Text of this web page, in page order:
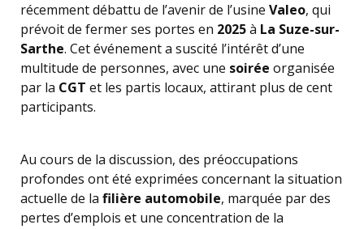
récemment débattu de l’avenir de l’usine Valeo, qui
prévoit de fermer ses portes en 2025à La Suze-sur-
Sarthe. Cet événement a suscité l’intérêt d’une
multitude de personnes, avec une soirée organisée
par la CGT et les partis locaux, attirant plus de cent
participants.
Au cours de la discussion, des préoccupations
profondes ont été exprimées concernant la situation
actuelle de la filière automobile, marquée par des
pertes d’emplois et une concentration de la